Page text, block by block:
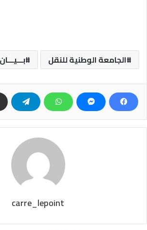
الجامعة الوطنية للنقل بـــيـــان
carre_lepoint